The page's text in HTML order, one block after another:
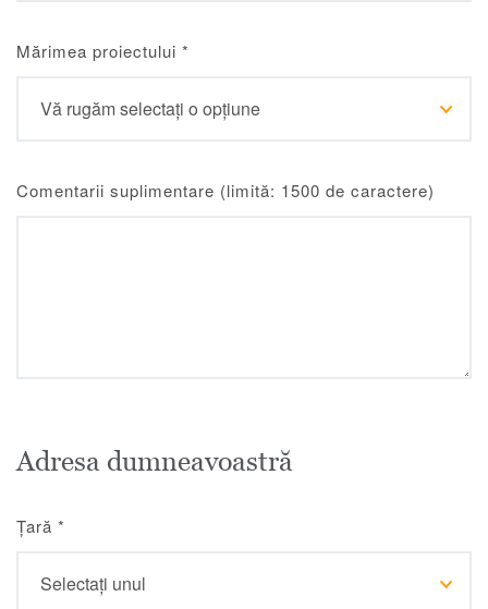
Mărimea proiectului *
Comentarii suplimentare (limită: 1500 de caractere)
Adresa dumneavoastră
Țară *